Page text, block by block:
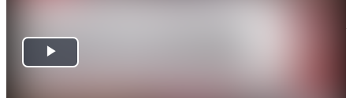
時，英國、法國、西班牙、墨西哥等16國當天也舉行
了類似的示威抗議。